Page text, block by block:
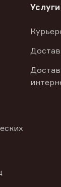
Услуги